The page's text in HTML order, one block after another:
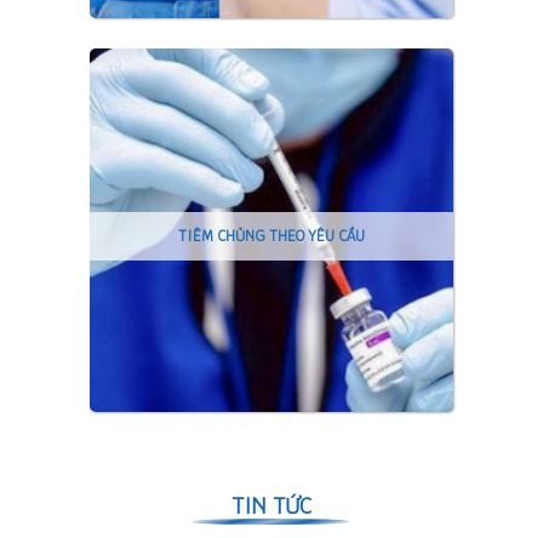
TIÊM CHỦNG THEO YÊU CẦU
TIN TỨC